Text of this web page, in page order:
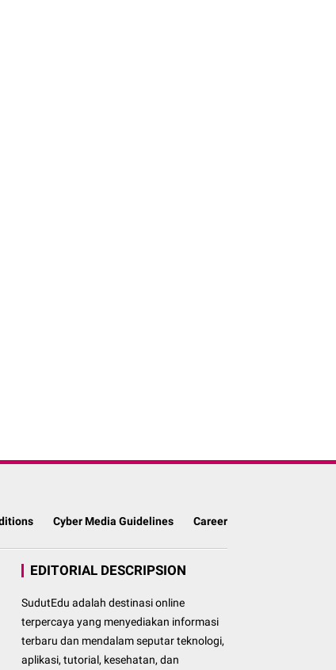
Cyber Media Guidelines Career
EDITORIAL DESCRIPSION
SudutEdu adalah destinasi online
terpercaya yang menyediakan informasi
terbaru dan mendalam seputar teknologi,
aplikasi, tutorial, kesehatan, dan